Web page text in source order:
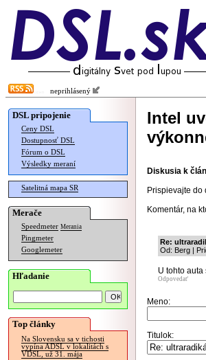
neprihlásený
DSL pripojenie
Ceny DSL
Dostupnosť DSL
Fórum o DSL
Výsledky meraní
Satelitná mapa SR
Merače
Speedmeter Merania
Pingmeter
Googlemeter
Hľadanie
Top články
Na Slovensku sa v tichosti
vypína ADSL v lokalitách s
VDSL, už 31. mája
Intel
Diskusia k
Prispievajte do
Komentár, na
Re:
Od: Berg |
U tohto auta
Odpovedať
Meno:
Titulok: